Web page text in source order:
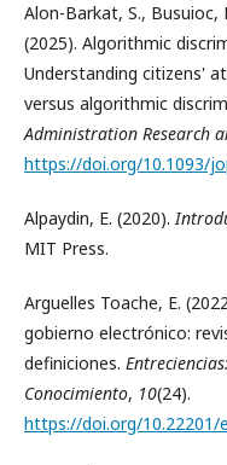
Alon-Barkat, S., Busuioc,
(2025). Algorithmic
Understanding citizens'
versus algorithmic
Administration Research
https://doi.org/10.1093/
Alpaydin, E. (2020).
MIT Press.
Arguelles Toache, E.
gobierno electrónico:
definiciones.
Conocimiento, 10(24).
https://doi.org/10.22201/